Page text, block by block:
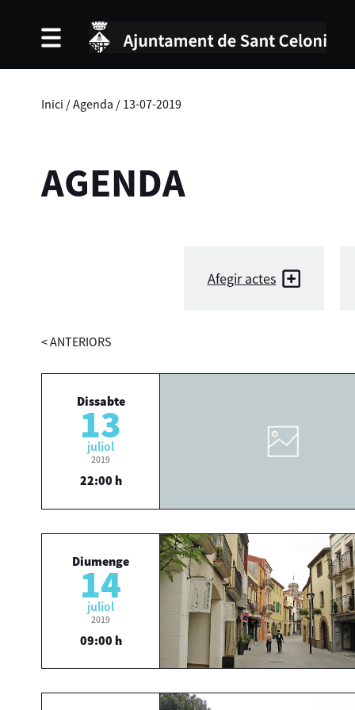
Inici /Agenda / 13-07-2019
AGENDA
Afegir actes
<ANTERIORS
Dissabte
13
juliol
2019
22:00 h
Diumenge
14
juliol
2019
09:00 h